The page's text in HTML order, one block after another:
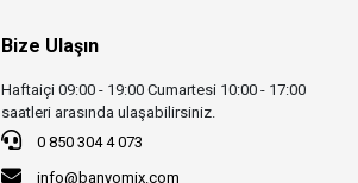
Bize Ulaşın
Haftaiçi 09:00 - 19:00 Cumartesi 10:00 - 17:00
saatleri arasında ulaşabilirsiniz.
0 850 304 4 073
info@banyomix.com